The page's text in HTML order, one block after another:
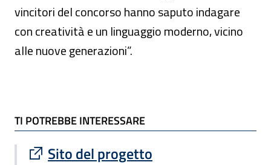
vincitori del concorso hanno saputo indagare
con creatività e un linguaggio moderno, vicino
alle nuove generazioni”.
TI POTREBBE INTERESSARE
TI POTREBBE INTERESSARE
Sito del progetto
Sito esterno : apre una nuova finestra